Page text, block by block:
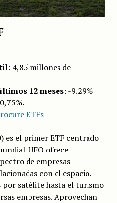
: 4,85 millones de
12 meses: -9.29%
ETFs
) es el primer ETF centrado
UFO ofrece
de empresas
con el espacio.
por satélite hasta el turismo
empresas. Aprovechan